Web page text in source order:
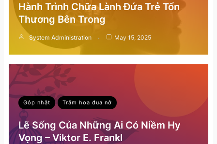
Hành Trình Chữa Lành Đứa Trẻ Tổn
Thương Bên Trong
System Administration May 15, 2025
Góp nhặt Trăm hoa đua nở
Lẽ Sống Của Những Ai Có Niềm Hy
Vọng – Viktor E. Frankl